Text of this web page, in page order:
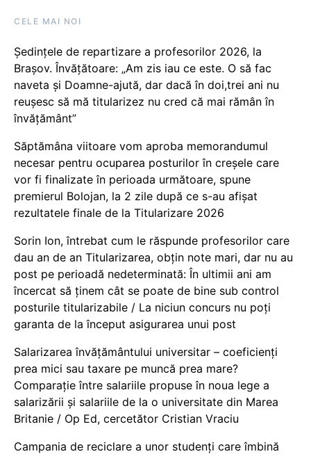
CELE MAI NOI
Ședințele de repartizare a profesorilor 2026, la
Brașov. Învățătoare: „Am zis iau ce este. O să fac
naveta și Doamne-ajută, dar dacă în doi,trei ani nu
reușesc să mă titularizez nu cred că mai rămân în
învățământ”
Săptămâna viitoare vom aproba memorandumul
necesar pentru ocuparea posturilor în creșele care
vor fi finalizate în perioada următoare, spune
premierul Bolojan, la 2 zile după ce s-au afișat
rezultatele finale de la Titularizare 2026
Sorin Ion, întrebat cum le răspunde profesorilor care
dau an de an Titularizarea, obțin note mari, dar nu au
post pe perioadă nedeterminată: În ultimii ani am
încercat să ținem cât se poate de bine sub control
posturile titularizabile / La niciun concurs nu poți
garanta de la început asigurarea unui post
Salarizarea învățământului universitar – coeficienți
prea mici sau taxare pe muncă prea mare?
Comparație între salariile propuse în noua lege a
salarizării și salariile de la o universitate din Marea
Britanie / Op Ed, cercetător Cristian Vraciu
Campania de reciclare a unor studenți care îmbină